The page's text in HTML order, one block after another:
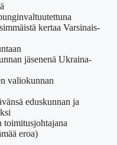
kertaa Varsinais-
jäsenenä Ukraina-
valiokunnan
eduskunnan ja
toimitusjohtajana
eroa)